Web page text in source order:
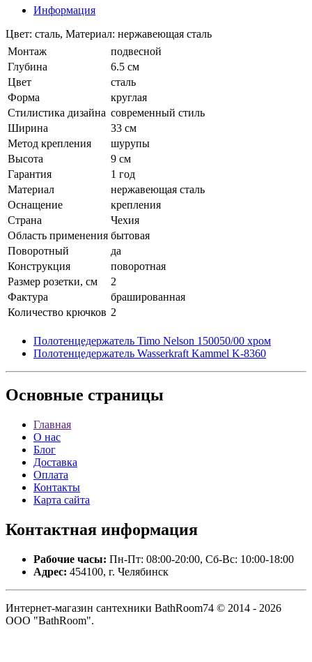
Информация
Цвет: сталь, Материал: нержавеющая сталь
Монтаж
подвесной
Глубина
6.5 см
Цвет
сталь
Форма
круглая
Стилистика дизайна современный стиль
Ширина
33 см
Метод крепления
шурупы
Высота
9 см
Гарантия
1 год
Материал
нержавеющая сталь
Оснащение
крепления
Страна
Чехия
Область применения бытовая
Поворотный
да
Конструкция
поворотная
Размер розетки, см
2
Фактура
брашированная
Количество крючков 2
Полотенцедержатель Timo Nelson 150050/00 хром
Полотенцедержатель Wasserkraft Kammel K-8360
Основные страницы
Главная
О нас
Блог
Доставка
Оплата
Контакты
Карта сайта
Контактная информация
Рабочие часы: Пн-Пт: 08:00-20:00, Сб-Вс: 10:00-18:00
Адрес: 454100, г. Челябинск
Интернет-магазин сантехники BathRoom74 © 2014 - 2026
ООО "BathRoom".